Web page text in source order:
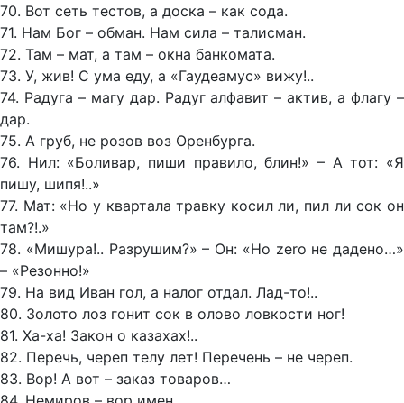
70. Вот сеть тестов, а доска – как сода.
71. Нам Бог – обман. Нам сила – талисман.
72. Там – мат, а там – окна банкомата.
73. У, жив! С ума еду, а «Гаудеамус» вижу!..
74. Радуга – магу дар. Радуг алфавит – актив, а флагу –
дар.
75. А груб, не розов воз Оренбурга.
76. Нил: «Боливар, пиши правило, блин!» – А тот: «Я
пишу, шипя!..»
77. Мат: «Но у квартала травку косил ли, пил ли сок он
там?!.»
78. «Мишура!.. Разрушим?» – Он: «Но zero не дадено…»
– «Резонно!»
79. На вид Иван гол, а налог отдал. Лад-то!..
80. Золото лоз гонит сок в олово ловкости ног!
81. Ха-ха! Закон о казахах!..
82. Перечь, череп телу лет! Перечень – не череп.
83. Вор! А вот – заказ товаров…